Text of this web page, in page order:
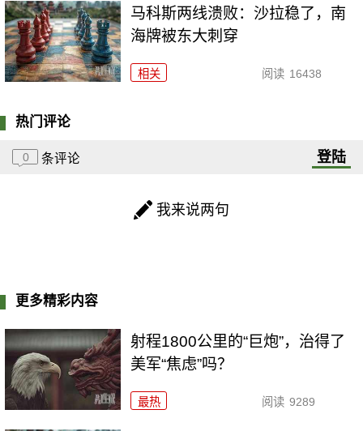
马科斯两线溃败：沙拉稳了，南
海牌被东大刺穿
相关 阅读 16438
热门评论
0 条评论 登陆
我来说两句
更多精彩内容
射程1800公里的“巨炮”，治得了
美军“焦虑”吗？
最热 阅读 9289